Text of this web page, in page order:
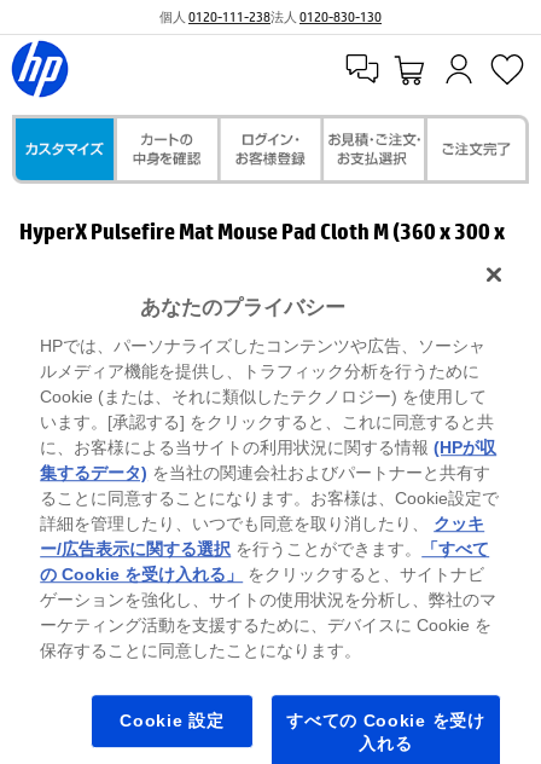
個人 0120-111-238法人 0120-830-130
HyperX Pulsefire Mat Mouse Pad Cloth M (360 x 300 x
キャンペーン内容・注意事項
お取り寄せ製品
※背景色がグレーの場合は在庫切れ（入荷待ち）、緑色の場合、その製品はお
取り寄せ製品（ご注文後、部材を調達）となります。「※」がつく部材は、
あなたのプライバシー
HPでは、パーソナライズしたコンテンツや広告、ソーシャ
ルメディア機能を提供し、トラフィック分析を行うために
Cookie (または、それに類似したテクノロジー) を使用して
います。[承認する] をクリックすると、これに同意すると共
に、お客様による当サイトの利用状況に関する情報(HPが収
集するデータ) を当社の関連会社およびパートナーと共有す
ることに同意することになります。お客様は、Cookie設定で
詳細を管理したり、いつでも同意を取り消したり、 クッキ
ー/広告表示に関する選択 を行うことができます。
「すべて
の Cookie を受け入れる」
をクリックすると、サイトナビ
ゲーションを強化し、サイトの使用状況を分析し、弊社のマ
ーケティング活動を支援するために、デバイスに Cookie を
保存することに同意したことになります。
Cookie 設定
すべての Cookie を受け
入れる